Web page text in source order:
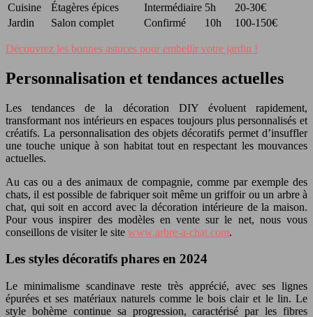
Cuisine
Étagères épices Intermédiaire 5h
20-30€
Jardin
Salon complet Confirmé 10h 100-150€
Découvrez les bonnes astuces pour embellir votre jardin !
Personnalisation et tendances actuelles
Les tendances de la décoration DIY évoluent rapidement,
transformant nos intérieurs en espaces toujours plus personnalisés et
créatifs. La personnalisation des objets décoratifs permet d’insuffler
une touche unique à son habitat tout en respectant les mouvances
actuelles.
Au cas ou a des animaux de compagnie, comme par exemple des
chats, il est possible de fabriquer soit même un griffoir ou un arbre à
chat, qui soit en accord avec la décoration intérieure de la maison.
Pour vous inspirer des modèles en vente sur le net, nous vous
conseillons de visiter le site www.arbre-a-chat.com.
Les styles décoratifs phares en 2024
Le minimalisme scandinave reste très apprécié, avec ses lignes
épurées et ses matériaux naturels comme le bois clair et le lin. Le
style bohème continue sa progression, caractérisé par les fibres